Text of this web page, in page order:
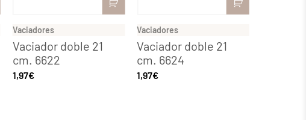
Vaciadores
Vaciador doble 21
cm. 6622
1,97€
Vaciadores
Vaciador doble 21
cm. 6624
1,97€